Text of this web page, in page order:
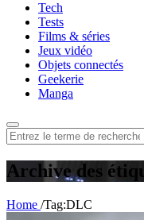
Tech
Tests
Films & séries
Jeux vidéo
Objets connectés
Geekerie
Manga
Rechercher
:
Archive des
Home /Tag:DLC